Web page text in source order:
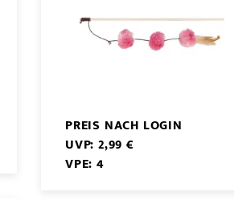
PREIS NACH LOGIN
UVP: 2,99 €
VPE: 4